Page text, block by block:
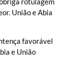
União e Abia
favorável
e União